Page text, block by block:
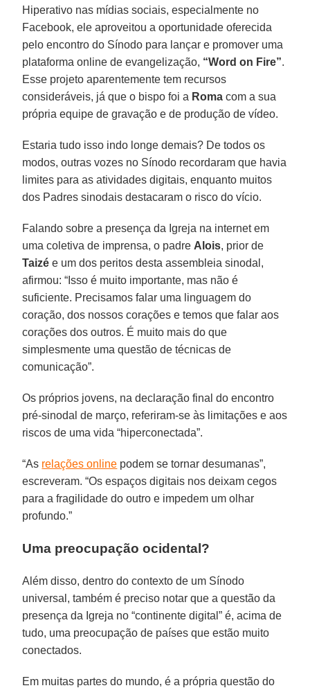
Hiperativo nas mídias sociais, especialmente no
Facebook, ele aproveitou a oportunidade oferecida
pelo encontro do Sínodo para lançar e promover uma
plataforma online de evangelização, “Word on Fire”.
Esse projeto aparentemente tem recursos
consideráveis, já que o bispo foi a Roma com a sua
própria equipe de gravação e de produção de vídeo.
Estaria tudo isso indo longe demais? De todos os
modos, outras vozes no Sínodo recordaram que havia
limites para as atividades digitais, enquanto muitos
dos Padres sinodais destacaram o risco do vício.
Falando sobre a presença da Igreja na internet em
uma coletiva de imprensa, o padre Alois, prior de
Taizé e um dos peritos desta assembleia sinodal,
afirmou: “Isso é muito importante, mas não é
suficiente. Precisamos falar uma linguagem do
coração, dos nossos corações e temos que falar aos
corações dos outros. É muito mais do que
simplesmente uma questão de técnicas de
comunicação”.
Os próprios jovens, na declaração final do encontro
pré-sinodal de março, referiram-se às limitações e aos
riscos de uma vida “hiperconectada”.
“As relações online podem se tornar desumanas”,
escreveram. “Os espaços digitais nos deixam cegos
para a fragilidade do outro e impedem um olhar
profundo.”
Uma preocupação ocidental?
Além disso, dentro do contexto de um Sínodo
universal, também é preciso notar que a questão da
presença da Igreja no “continente digital” é, acima de
tudo, uma preocupação de países que estão muito
conectados.
Em muitas partes do mundo, é a própria questão do